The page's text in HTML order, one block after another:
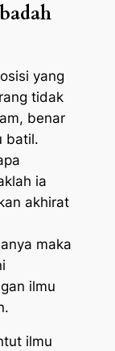
yang
tidak
benar
batil.
ia
akhirat
maka
ilmu
ilmu